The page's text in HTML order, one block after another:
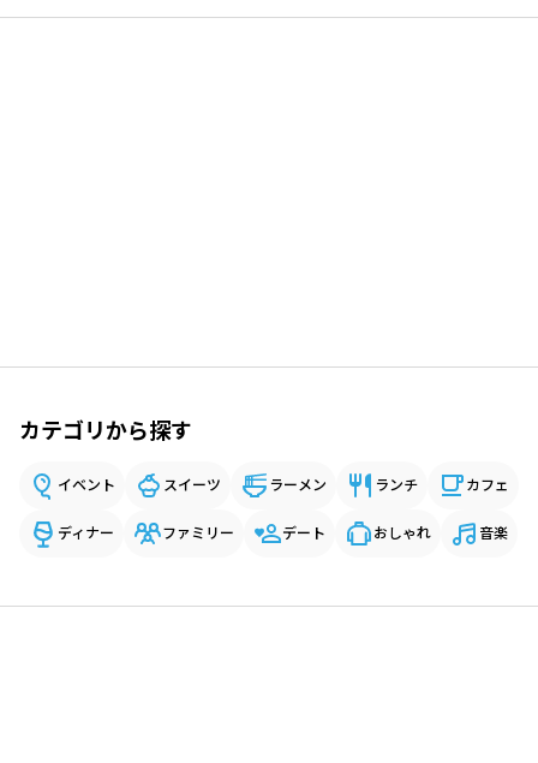
カテゴリから探す
イベント スイーツ ラーメン ランチ カフェ
ディナー ファミリー デート おしゃれ 音楽